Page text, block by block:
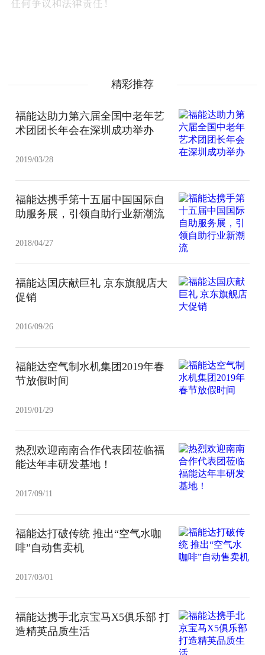
精彩推荐
福能达助力第六届全国中老年艺
术团团长年会在深圳成功举办
2019/03/28
福能达携手第十五届中国国际自
助服务展，引领自助行业新潮流
2018/04/27
福能达国庆献巨礼 京东旗舰店大
促销
2016/09/26
福能达空气制水机集团2019年春
节放假时间
2019/01/29
热烈欢迎南南合作代表团莅临福
能达年丰研发基地！
2017/09/11
福能达打破传统 推出“空气水咖
啡”自动售卖机
2017/03/01
福能达携手北京宝马X5俱乐部 打
造精英品质生活